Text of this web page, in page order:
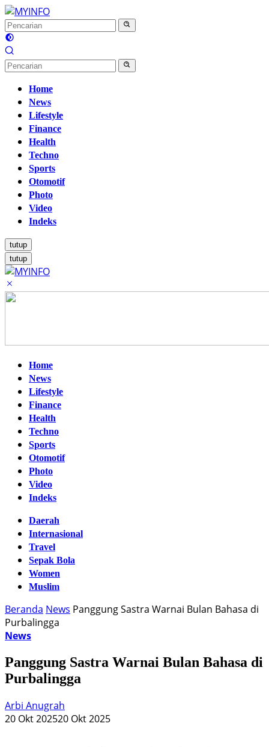
Langsung
ke
konten
Home
News
Lifestyle
Finance
Health
Techno
Sports
Otomotif
Photo
Video
Indeks
tutup
tutup
Home
News
Lifestyle
Finance
Health
Techno
Sports
Otomotif
Photo
Video
Indeks
Daerah
Internasional
Travel
Sepak Bola
Women
Muslim
Beranda News Panggung Sastra Warnai Bulan Bahasa di
Purbalingga
News
Panggung Sastra Warnai Bulan Bahasa di
Purbalingga
Arbi Anugrah
20 Okt 202520 Okt 2025